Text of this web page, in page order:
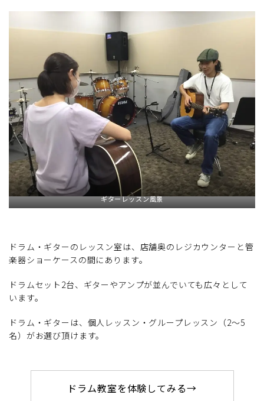
ギターレッスン風景
ドラム・ギターのレッスン室は、店舗奥のレジカウンターと管
楽器ショーケースの間にあります。
ドラムセット2台、ギターやアンプが並んでいても広々として
います。
ドラム・ギターは、個人レッスン・グループレッスン（2～5
名）がお選び頂けます。
ドラム教室を体験してみる→